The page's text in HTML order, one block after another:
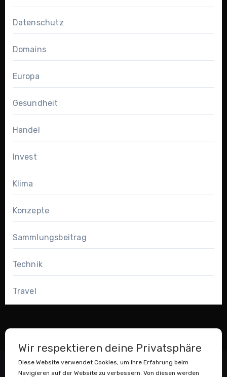
Datenschutz
Domains
Europa
Gesundheit
Handel
Invest
Klima
Konzepte
Sammlungsbeitrag
Technik
Travel
Wir respektieren deine Privatsphäre
Diese Website verwendet Cookies, um Ihre Erfahrung beim
Navigieren auf der Website zu verbessern. Von diesen werden